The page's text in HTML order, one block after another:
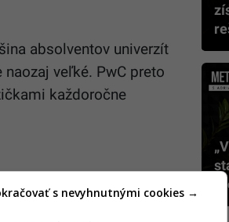
absolventov univerzít
veľké. PwC preto
každoročne
Spoločnosť totiž svojim
s nevyhnutnými cookies →